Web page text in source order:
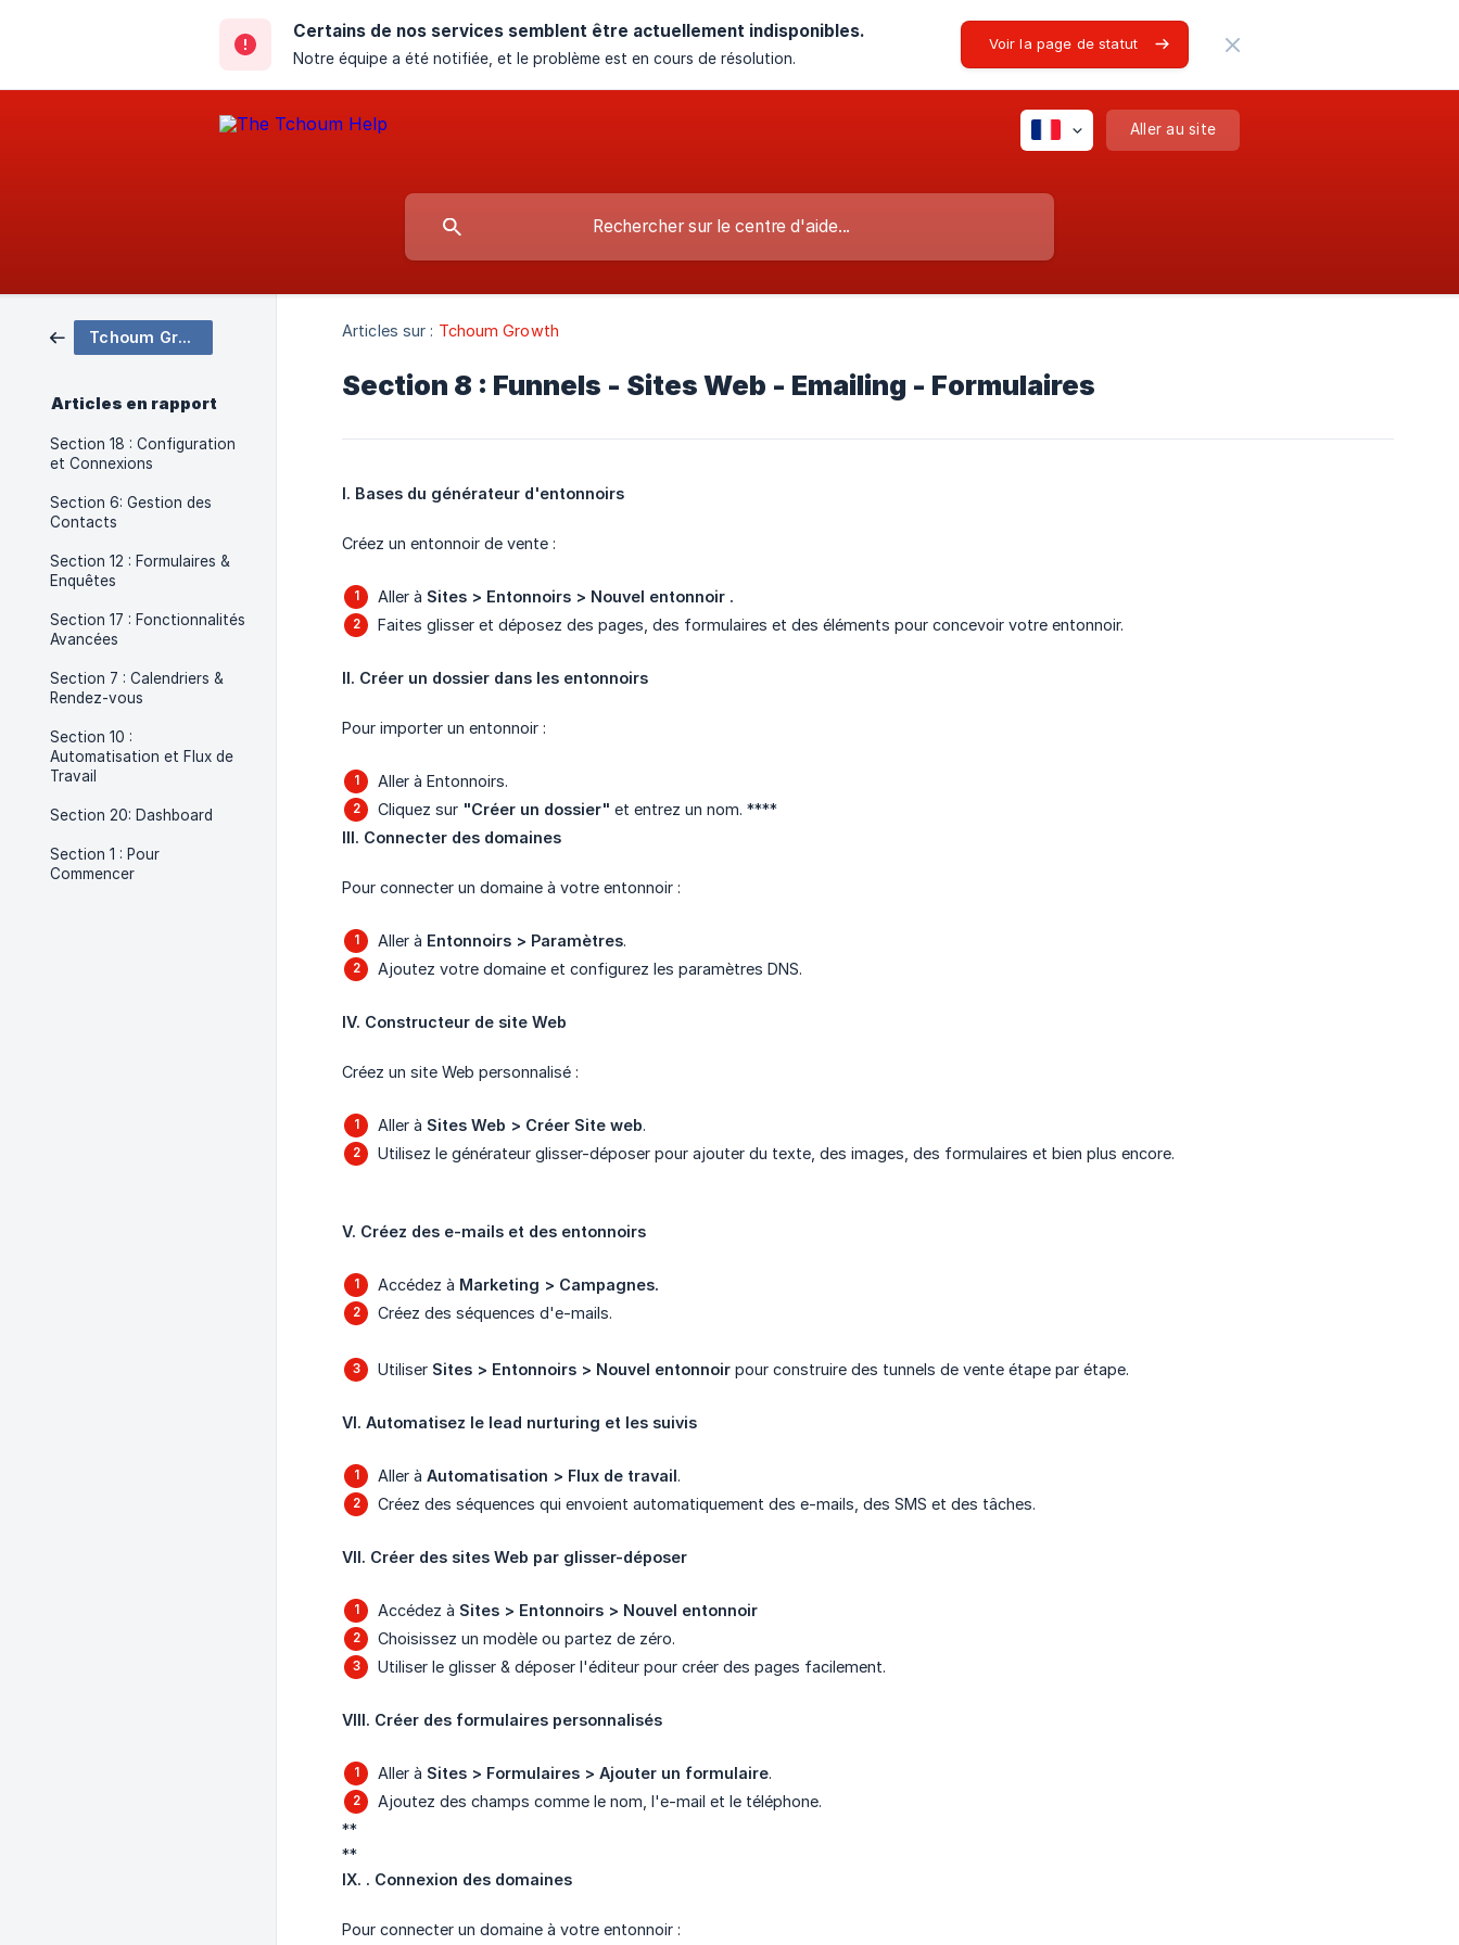
Certains de nos services semblent être actuellement indisponibles.
Notre équipe a été notifiée, et le problème est en cours de résolution.
Voir la page de statut
Aller au site
Tchoum Growth
Articles en rapport
Section 18 : Configuration
et Connexions
Section 6: Gestion des
Contacts
Section 12 : Formulaires &
Enquêtes
Section 17 : Fonctionnalités
Avancées
Section 7 : Calendriers &
Rendez-vous
Section 10 :
Automatisation et Flux de
Travail
Section 20: Dashboard
Section 1 : Pour
Commencer
Articles sur : Tchoum Growth
Section 8 : Funnels - Sites Web - Emailing - Formulaires
I. Bases du générateur d'entonnoirs
Créez un entonnoir de vente :
Aller à Sites > Entonnoirs > Nouvel entonnoir .
Faites glisser et déposez des pages, des formulaires et des éléments pour concevoir votre entonnoir.
II. Créer un dossier dans les entonnoirs
Pour importer un entonnoir :
Aller à Entonnoirs.
Cliquez sur "Créer un dossier" et entrez un nom. ****
III. Connecter des domaines
Pour connecter un domaine à votre entonnoir :
Aller à Entonnoirs > Paramètres.
Ajoutez votre domaine et configurez les paramètres DNS.
IV. Constructeur de site Web
Créez un site Web personnalisé :
Aller à Sites Web > Créer Site web.
Utilisez le générateur glisser-déposer pour ajouter du texte, des images, des formulaires et bien plus encore.
V. Créez des e-mails et des entonnoirs
Accédez à Marketing > Campagnes.
Créez des séquences d'e-mails.
Utiliser Sites > Entonnoirs > Nouvel entonnoir pour construire des tunnels de vente étape par étape.
VI. Automatisez le lead nurturing et les suivis
Aller à Automatisation > Flux de travail.
Créez des séquences qui envoient automatiquement des e-mails, des SMS et des tâches.
VII. Créer des sites Web par glisser-déposer
Accédez à Sites > Entonnoirs > Nouvel entonnoir
Choisissez un modèle ou partez de zéro.
Utiliser le glisser & déposer l'éditeur pour créer des pages facilement.
VIII. Créer des formulaires personnalisés
Aller à Sites > Formulaires > Ajouter un formulaire.
Ajoutez des champs comme le nom, l'e-mail et le téléphone.
**
**
IX. . Connexion des domaines
Pour connecter un domaine à votre entonnoir :